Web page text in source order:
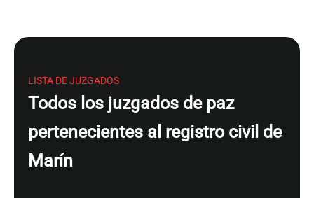
LISTA DE JUZGADOS
Todos los juzgados de paz
pertenecientes al registro civil de
Marín